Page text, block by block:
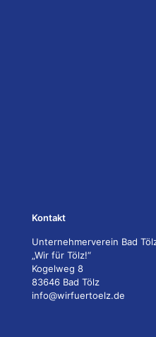
Kontakt
Unternehmerverein Bad
„Wir für Tölz!“
Kogelweg 8
83646 Bad Tölz
info@wirfuertoelz.de